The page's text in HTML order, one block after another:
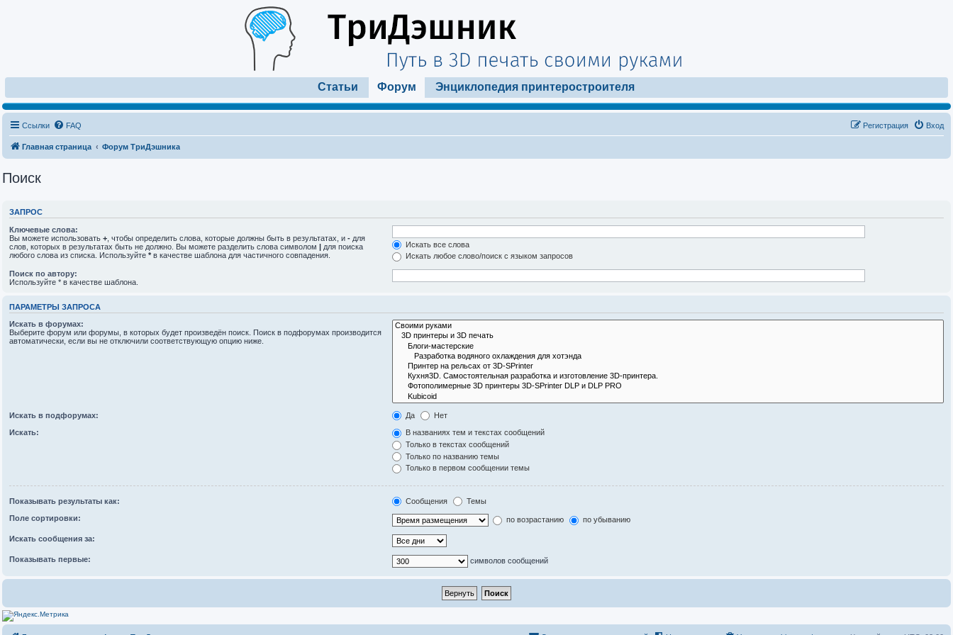
Статьи Форум Энциклопедия принтеростроителя
Ссылки FAQ Вход
Регистрация
Главная страница Форум ТриДэшника
Поиск
ЗАПРОС
Ключевые слова:
Вы можете использовать + , чтобы определить слова, которые должны быть в результатах, и - для
слов, которых в результатах быть не должно. Вы можете разделить слова символом | для поиска
любого слова из списка. Используйте * в качестве шаблона для частичного совпадения.
Искать все слова
Искать любое слово/поиск с языком запросов
Поиск по автору:
Используйте * в качестве шаблона.
ПАРАМЕТРЫ ЗАПРОСА
Искать в форумах:
Выберите форум или форумы, в которых будет произведён поиск. Поиск в подфорумах производится
автоматически, если вы не отключили соответствующую опцию ниже.
Искать в подфорумах: Да Нет
Искать:
В названиях тем и текстах сообщений
Только в текстах сообщений
Только по названию темы
Только в первом сообщении темы
Показывать результаты как: Сообщения Темы
Поле сортировки: по возрастанию по убыванию
Искать сообщения за:
Показывать первые: символов сообщений